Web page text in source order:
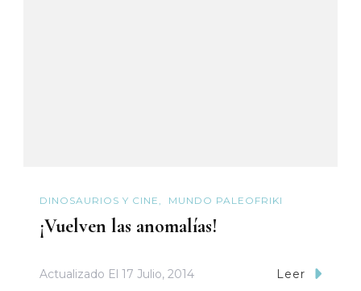
DINOSAURIOS Y CINE MUNDO PALEOFRIKI
¡Vuelven las anomalías!
Actualizado El 17 Julio, 2014 Leer